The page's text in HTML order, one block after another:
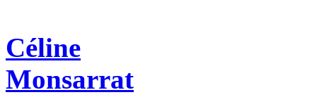
Céline
Monsarrat